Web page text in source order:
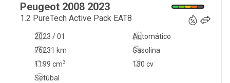
Peugeot 2008 2023
1.2 PureTech Active Pack EAT8
2023 / 01
Automático
76231 km
130 cv
Gasolina
1199 cm3
Setúbal